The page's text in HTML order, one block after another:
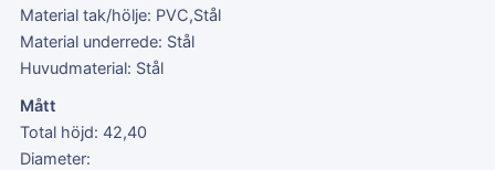
Material tak/hölje: PVC,Stål
Material underrede: Stål
Huvudmaterial: Stål
Mått
Total höjd: 42,40
Diameter: